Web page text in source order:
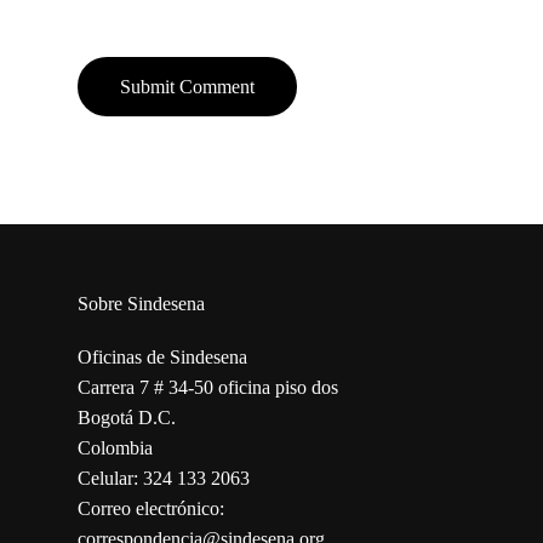
Sobre Sindesena
Oficinas de Sindesena
Carrera 7 # 34-50 oficina piso dos
Bogotá D.C.
Colombia
Celular: 324 133 2063
Correo electrónico: